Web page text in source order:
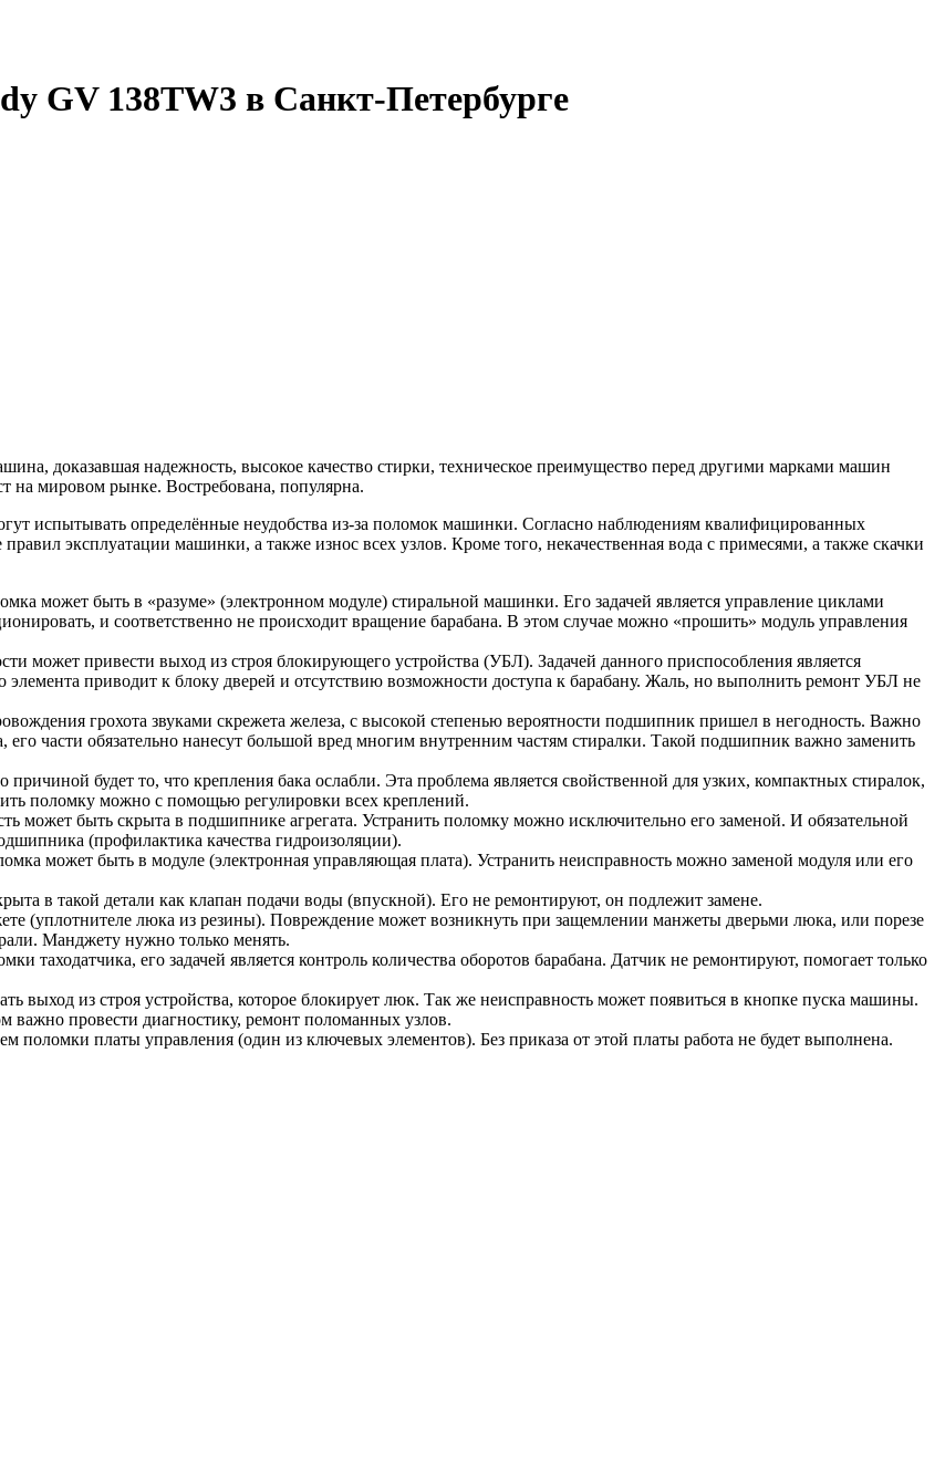
GV 138TW3 в Санкт-Петербурге
доказавшая надежность, высокое качество стирки, техническое преимущество перед другими марками машин
на мировом рынке. Востребована, популярна.
испытывать определённые неудобства из-за поломок машинки. Согласно наблюдениям квалифицированных
эксплуатации машинки, а также износ всех узлов. Кроме того, некачественная вода с примесями, а также скачки
может быть в «разуме» (электронном модуле) стиральной машинки. Его задачей является управление циклами
и соответственно не происходит вращение барабана. В этом случае можно «прошить» модуль управления
может привести выход из строя блокирующего устройства (УБЛ). Задачей данного приспособления является
приводит к блоку дверей и отсутствию возможности доступа к барабану. Жаль, но выполнить ремонт УБЛ не
грохота звуками скрежета железа, с высокой степенью вероятности подшипник пришел в негодность. Важно
части обязательно нанесут большой вред многим внутренним частям стиралки. Такой подшипник важно заменить
будет то, что крепления бака ослабли. Эта проблема является свойственной для узких, компактных стиралок,
поломку можно с помощью регулировки всех креплений.
быть скрыта в подшипнике агрегата. Устранить поломку можно исключительно его заменой. И обязательной
(профилактика качества гидроизоляции).
может быть в модуле (электронная управляющая плата). Устранить неисправность можно заменой модуля или его
в такой детали как клапан подачи воды (впускной). Его не ремонтируют, он подлежит замене.
(уплотнителе люка из резины). Повреждение может возникнуть при защемлении манжеты дверьми люка, или порезе
Манджету нужно только менять.
его задачей является контроль количества оборотов барабана. Датчик не ремонтируют, помогает только
выход из строя устройства, которое блокирует люк. Так же неисправность может появиться в кнопке пуска машины.
провести диагностику, ремонт поломанных узлов.
платы управления (один из ключевых элементов). Без приказа от этой платы работа не будет выполнена.